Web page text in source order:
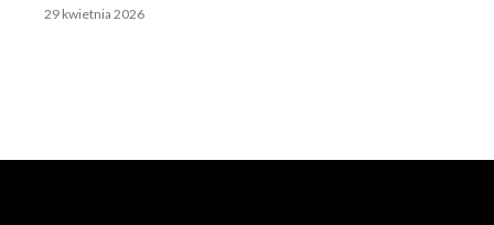
29 kwietnia 2026